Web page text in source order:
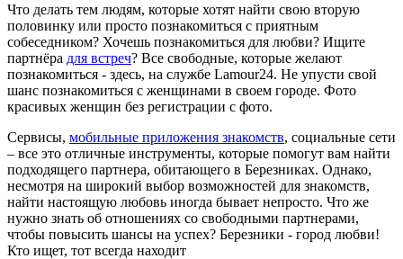
Что делать тем людям, которые хотят найти свою вторую
половинку или просто познакомиться с приятным
собеседником? Хочешь познакомиться для любви? Ищите
партнёра для встреч? Все свободные, которые желают
познакомиться - здесь, на службе Lamour24. Не упусти свой
шанс познакомиться с женщинами в своем городе. Фото
красивых женщин без регистрации с фото.
Сервисы, мобильные приложения знакомств, социальные сети
– все это отличные инструменты, которые помогут вам найти
подходящего партнера, обитающего в Березниках. Однако,
несмотря на широкий выбор возможностей для знакомств,
найти настоящую любовь иногда бывает непросто. Что же
нужно знать об отношениях со свободными партнерами,
чтобы повысить шансы на успех? Березники - город любви!
Кто ищет, тот всегда находит